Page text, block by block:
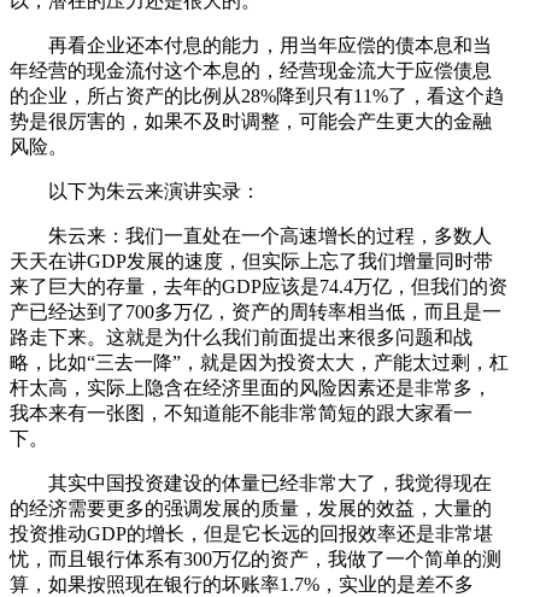
再看企业还本付息的能力，用当年应偿的债本息和当
年经营的现金流付这个本息的，经营现金流大于应偿债息
的企业，所占资产的比例从28%降到只有11%了，看这个趋
势是很厉害的，如果不及时调整，可能会产生更大的金融
风险。
以下为朱云来演讲实录：
朱云来：我们一直处在一个高速增长的过程，多数人
天天在讲GDP发展的速度，但实际上忘了我们增量同时带
来了巨大的存量，去年的GDP应该是74.4万亿，但我们的资
产已经达到了700多万亿，资产的周转率相当低，而且是一
路走下来。这就是为什么我们前面提出来很多问题和战
略，比如“三去一降”，就是因为投资太大，产能太过剩，杠
杆太高，实际上隐含在经济里面的风险因素还是非常多，
我本来有一张图，不知道能不能非常简短的跟大家看一
下。
其实中国投资建设的体量已经非常大了，我觉得现在
的经济需要更多的强调发展的质量，发展的效益，大量的
投资推动GDP的增长，但是它长远的回报效率还是非常堪
忧，而且银行体系有300万亿的资产，我做了一个简单的测
算，如果按照现在银行的坏账率1.7%，实业的是差不多